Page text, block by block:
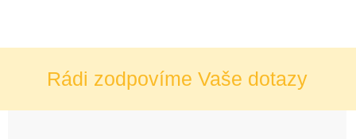
Rádi zodpovíme Vaše dotazy